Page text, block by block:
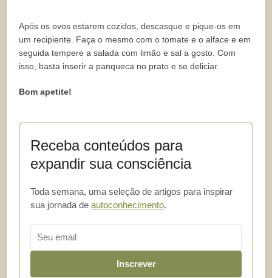
Após os ovos estarem cozidos, descasque e pique-os em
um recipiente. Faça o mesmo com o tomate e o alface e em
seguida tempere a salada com limão e sal a gosto. Com
isso, basta inserir a panqueca no prato e se deliciar.
Bom apetite!
Receba conteúdos para
expandir sua consciência
Toda semana, uma seleção de artigos para inspirar
sua jornada deautoconhecimento.
Inscrever